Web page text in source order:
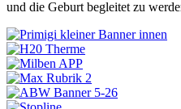
und die Geburt begleitet zu